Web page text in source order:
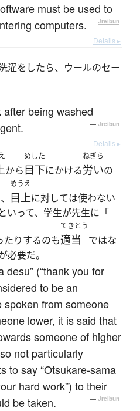
must be used to
computers. — Jreibun
Details ▸
濯をしたら、ウールのセー
being washed
— Jreibun
Details ▸
から
めした
目下にかける
ねぎら
労いの
めうえ
目上に対しては使わない
いって、学生が先生に「
たりするのも
てきとう
適当
ではな
必要だ。
desu” (“thank you for
to be an
from someone
lower, it is said that
someone of higher
not particularly
to say “Otsukare-sama
hard work”) to their
be taken.
— Jreibun